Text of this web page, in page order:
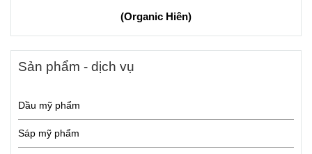
(Organic Hiên)
Sản phẩm - dịch vụ
Dầu mỹ phẩm
Sáp mỹ phẩm